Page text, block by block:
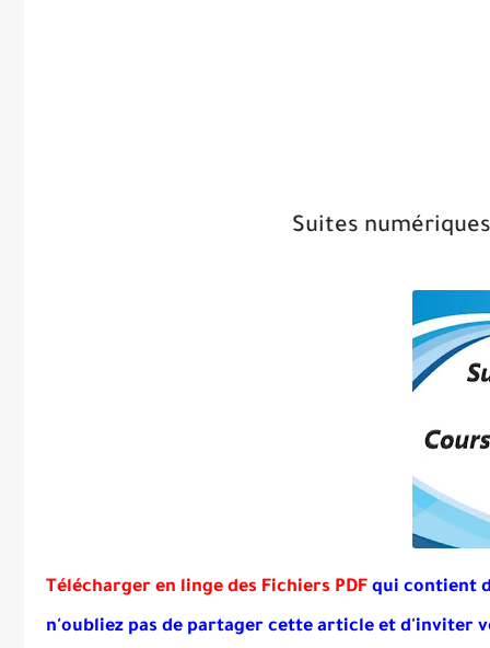
Suites
Télécharger en linge des Fichiers PDF qui contient
n'oubliez pas de partager cette article et d'inviter